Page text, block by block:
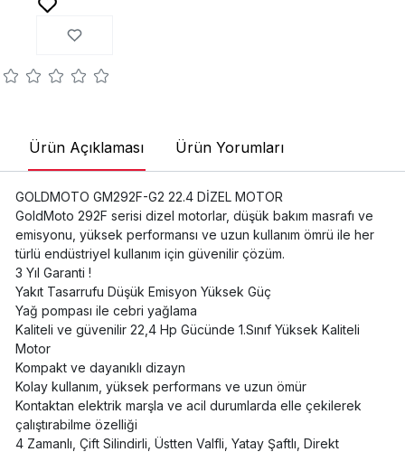
Ürün Açıklaması Ürün Yorumları
GOLDMOTO GM292F-G2 22.4 DİZEL MOTOR
GoldMoto 292F serisi dizel motorlar, düşük bakım masrafı ve
emisyonu, yüksek performansı ve uzun kullanım ömrü ile her
türlü endüstriyel kullanım için güvenilir çözüm.
3 Yıl Garanti !
Yakıt Tasarrufu Düşük Emisyon Yüksek Güç
Yağ pompası ile cebri yağlama
Kaliteli ve güvenilir 22,4 Hp Gücünde 1.Sınıf Yüksek Kaliteli
Motor
Kompakt ve dayanıklı dizayn
Kolay kullanım, yüksek performans ve uzun ömür
Kontaktan elektrik marşla ve acil durumlarda elle çekilerek
çalıştırabilme özelliği
4 Zamanlı, Çift Silindirli, Üstten Valfli, Yatay Şaftlı, Direkt